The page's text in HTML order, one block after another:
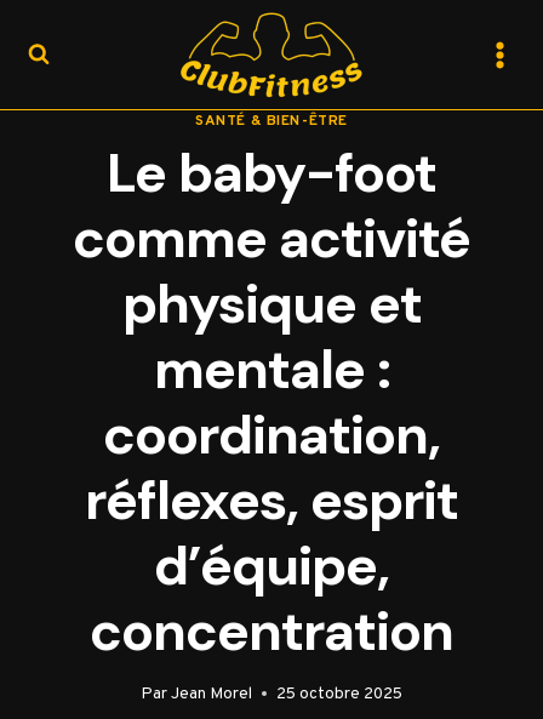
SANTÉ & BIEN-ÊTRE
Le baby-foot
comme activité
physique et
mentale :
coordination,
réflexes, esprit
d’équipe,
concentration
ParJean Morel 25 octobre 2025